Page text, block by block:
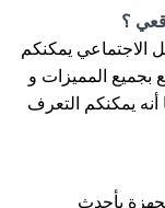
؟
الاجتماعي يمكنكم
المميزات و
يمكنكم التعرف
بأحدث